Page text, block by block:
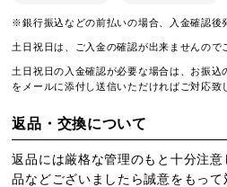
※銀行振込などの前払いの場合、入金確認後
土日祝日は、ご入金の確認が出来ませんので
土日祝日の入金確認が必要な場合は、お振込
をメールに添付し送信いただければご対応致
返品・交換について
返品には厳格な管理のもと十分注
品などございましたら誠意をもって